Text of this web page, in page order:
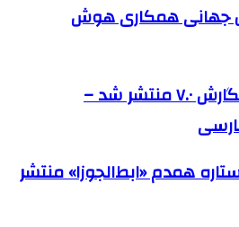
جهانی همکاری هوش
وردپرس فارسی نگارش ۷.۰ منتشر شد –
همدم «ابط‌الجوزا» منتشر